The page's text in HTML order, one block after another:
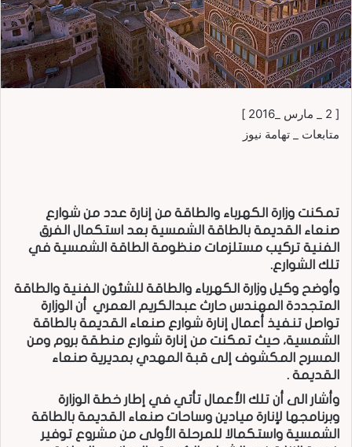
[ 2 _ مارس _2016 ]
متابعات _ تهامة نيوز
تمكنت وزارة الكهرباء والطاقة من إنارة عدد من شوارع
صنعاء القديمة بالطاقة الشمسية بعد استكمال الفرق
الفنية تركيب مستلزمات منظومة الطاقة الشمسية في
تلك الشوارع.
وأوضح وكيل وزارة الكهرباء والطاقة للشئون الفنية والطاقة
المتجددة المهندس حارث عبدالكريم العمري أن الوزارة
تواصل تنفيذ أعمال إنارة شوارع صنعاء القديمة بالطاقة
الشمسية، حيث تمكنت من إنارة شوارع منطقة بروم ومن
المسرح المكشوف إلى قبة المهدي بمديرية صنعاء
القديمة .
وأشار الى أن تلك الأعمال تأتي في إطار خطة الوزارة
وبرنامجها لإنارة ميادين وساحات صنعاء القديمة بالطاقة
الشمسية واستكمالا للمرحلة الأولى من مشروع توفير